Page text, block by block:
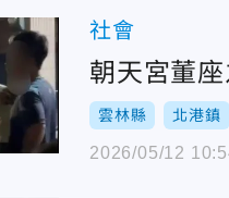
社會
朝天宮董
雲林縣 北港鎮
2026/05/12